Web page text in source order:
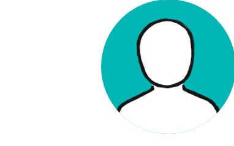
「90%は失敗する。でも…」本田
終戦から81年
#玉